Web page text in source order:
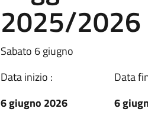
2025/2026
Sabato 6 giugno
Data inizio :
6 giugno 2026
Data
6